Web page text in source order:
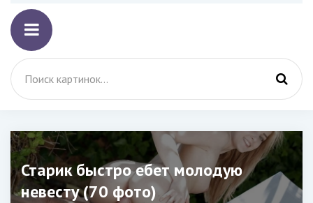
Старик быстро ебет молодую
невесту (70 фото)